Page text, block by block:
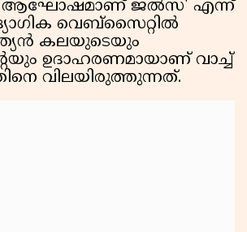
ആഘോഷമാണ് ജൽസ' എന്ന്
വെബ്സൈറ്റിൽ
കലയുടെയും
ഉദാഹരണമായാണ് വാച്ച്
വിലയിരുത്തുന്നത്.